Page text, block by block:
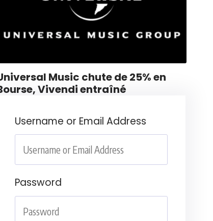
Music chute de 25% en
Vivendi entraîné
Username or Email Address
Password